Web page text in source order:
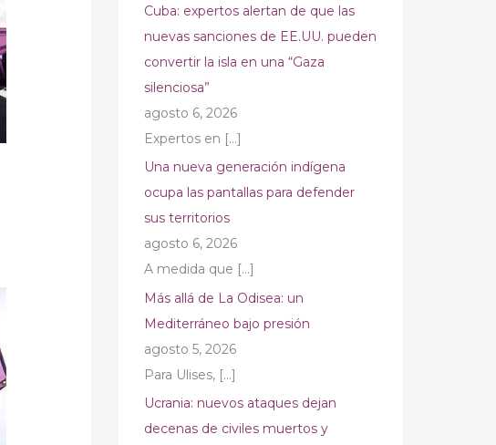
Cuba: expertos alertan de que las
nuevas sanciones de EE.UU. pueden
convertir la isla en una “Gaza
silenciosa”
agosto 6, 2026
Expertos en […]
Una nueva generación indígena
ocupa las pantallas para defender
sus territorios
agosto 6, 2026
A medida que […]
Más allá de La Odisea: un
Mediterráneo bajo presión
agosto 5, 2026
Para Ulises, […]
Ucrania: nuevos ataques dejan
decenas de civiles muertos y